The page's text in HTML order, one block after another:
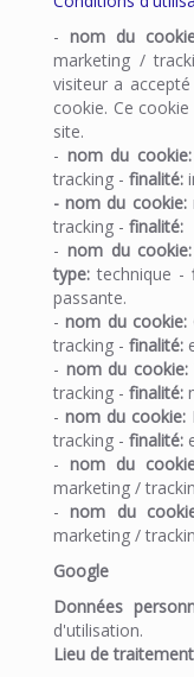
- nom du
marketing /
visiteur a
cookie. Ce
site.
- nom du
tracking - finalité:
-nom du cookie:
tracking - finalité:
- nom du
type: technique -
passante.
-nom du cookie:
tracking - finalité:
- nom du cookie:
tracking - finalité:
-nom du cookie:
tracking - finalité:
- nom du
marketing /
-nom du
marketing /
Google
Données
d'utilisation.
Lieu de